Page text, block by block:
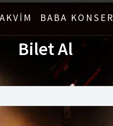
BABA KONSER
Bilet Al